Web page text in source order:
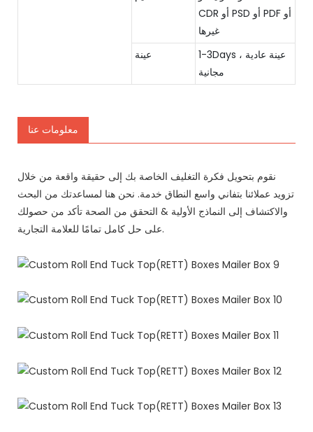
CDR أو PSD أو PDF أو
غيرها
عينة
1-3Days ، عينة عادية
مجانية
معلومات عنا
نقوم بتحويل فكرة التغليف الخاصة بك إلى حقيقة واقعة من خلال
تزويد عملائنا بتفاني واسع النطاق خدمة. نحن هنا لمساعدتك من البحث
والاكتشاف إلى النماذج الأولية & التحقق من الصحة تأكد من حصولك
على حل كامل تمامًا للعلامة التجارية.